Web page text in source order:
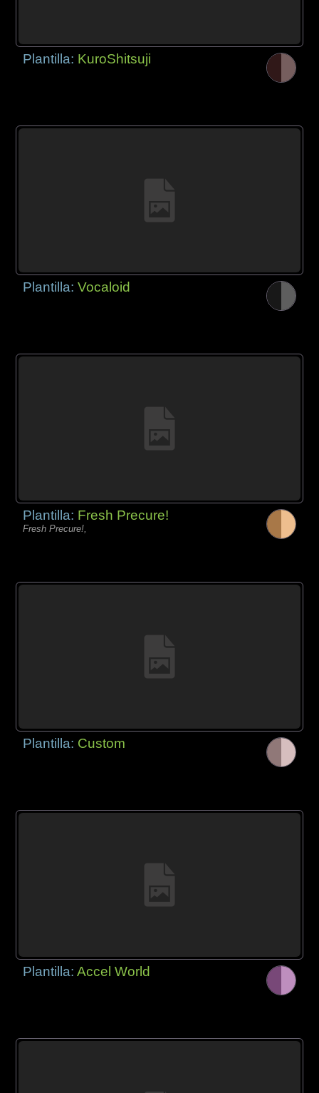
Plantilla: KuroShitsuji
Plantilla:Vocaloid
Plantilla: Fresh Precure!
Fresh Precure!,
Plantilla: Custom
Plantilla:Accel World